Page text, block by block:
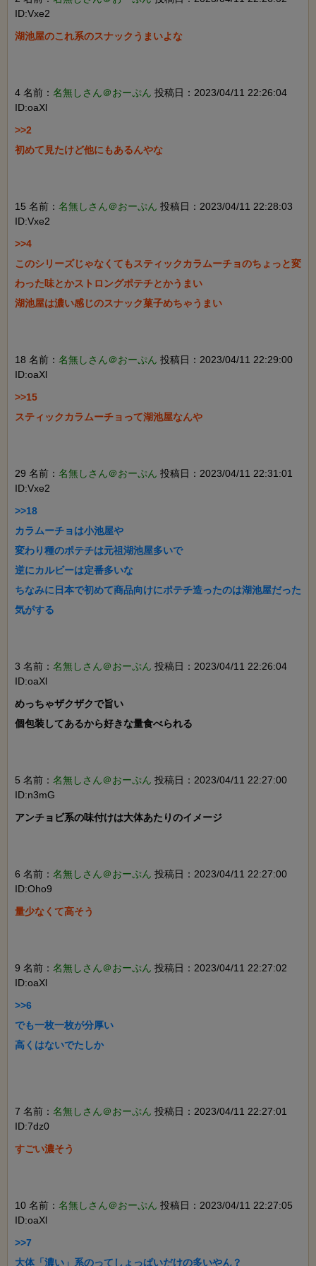
ID:Vxe2
湖池屋のこれ系のスナックうまいよな
4 名前： 名無しさん＠おーぷん 投稿日：2023/04/11 22:26:04
ID:oaXl
>>2
初めて見たけど他にもあるんやな
15 名前： 名無しさん＠おーぷん 投稿日：2023/04/11 22:28:03
ID:Vxe2
>>4
このシリーズじゃなくてもスティックカラムーチョのちょっと変
わった味とかストロングポテチとかうまい
湖池屋は濃い感じのスナック菓子めちゃうまい
18 名前： 名無しさん＠おーぷん 投稿日：2023/04/11 22:29:00
ID:oaXl
>>15
スティックカラムーチョって湖池屋なんや
29 名前： 名無しさん＠おーぷん 投稿日：2023/04/11 22:31:01
ID:Vxe2
>>18
カラムーチョは小池屋や
変わり種のポテチは元祖湖池屋多いで
逆にカルビーは定番多いな
ちなみに日本で初めて商品向けにポテチ造ったのは湖池屋だった
気がする
3 名前： 名無しさん＠おーぷん 投稿日：2023/04/11 22:26:04
ID:oaXl
めっちゃザクザクで旨い
個包装してあるから好きな量食べられる
5 名前： 名無しさん＠おーぷん 投稿日：2023/04/11 22:27:00
ID:n3mG
アンチョビ系の味付けは大体あたりのイメージ
6 名前： 名無しさん＠おーぷん 投稿日：2023/04/11 22:27:00
ID:Oho9
量少なくて高そう
9 名前： 名無しさん＠おーぷん 投稿日：2023/04/11 22:27:02
ID:oaXl
>>6
でも一枚一枚が分厚い
高くはないでたしか
7 名前： 名無しさん＠おーぷん 投稿日：2023/04/11 22:27:01
ID:7dz0
すごい濃そう
10 名前： 名無しさん＠おーぷん 投稿日：2023/04/11 22:27:05
ID:oaXl
>>7
大体「濃い」系のってしょっぱいだけの多いやん？